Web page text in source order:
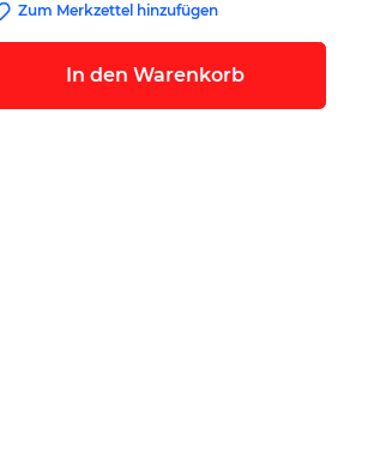
Zum Merkzettel hinzufügen
In den Warenkorb